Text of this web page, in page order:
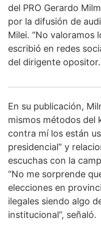
del PRO Gerardo
por la difusión de
Milei. “No valoramos
escribió en redes
del dirigente opositor.
En su publicación,
mismos métodos del
contra mí los están
presidencial” y
escuchas con la
“No me sorprende
elecciones en
ilegales siendo algo
institucional”, señaló.